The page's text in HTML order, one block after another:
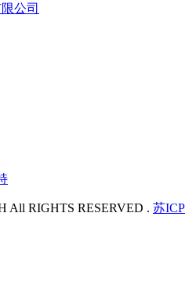
公司
All RIGHTS RESERVED . 苏ICP